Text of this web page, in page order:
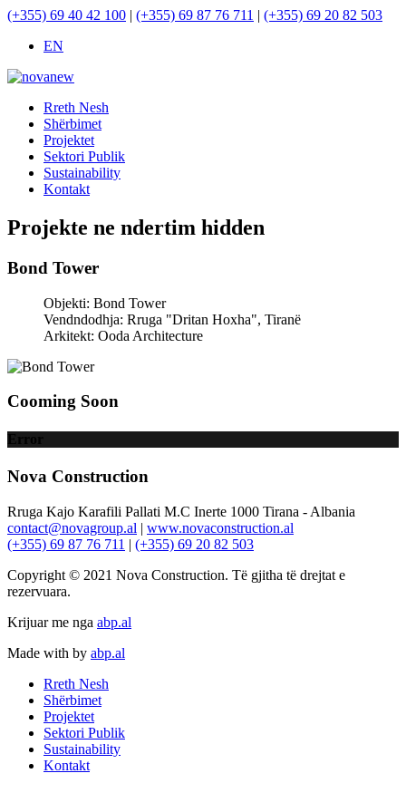
(+355) 69 40 42 100 | (+355) 69 87 76 711 | (+355) 69 20 82 503
EN
Rreth Nesh
Shërbimet
Projektet
Sektori Publik
Sustainability
Kontakt
Projekte ne ndertim hidden
Bond Tower
Objekti: Bond Tower
Vendndodhja: Rruga "Dritan Hoxha", Tiranë
Arkitekt: Ooda Architecture
Cooming Soon
Error
Nova Construction
Rruga Kajo Karafili Pallati M.C Inerte 1000 Tirana - Albania
contact@novagroup.al | www.novaconstruction.al
(+355) 69 87 76 711 | (+355) 69 20 82 503
Copyright © 2021 Nova Construction. Të gjitha të drejtat e
rezervuara.
Krijuar me nga abp.al
Made with by abp.al
Rreth Nesh
Shërbimet
Projektet
Sektori Publik
Sustainability
Kontakt